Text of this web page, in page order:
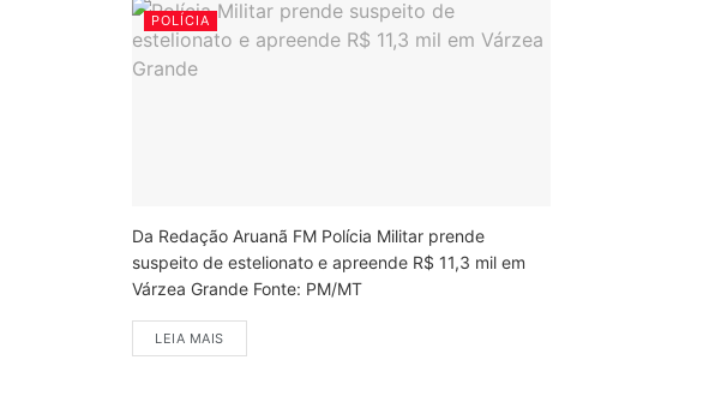
POLÍCIA
Da Redação Aruanã FM Polícia Militar prende
suspeito de estelionato e apreende R$ 11,3 mil em
Várzea Grande Fonte: PM/MT
LEIA MAIS